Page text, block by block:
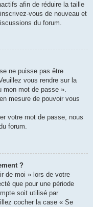
afin de réduire la taille
vous de nouveau et
du forum.
ne puisse pas être
vous rendre sur la
mon mot de passe ».
mesure de pouvoir vous
votre mot de passe, nous
forum.
?
de moi » lors de votre
que pour une période
soit utilisé par
cocher la case « Se